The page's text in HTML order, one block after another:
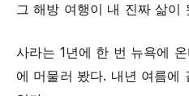
그 해방 여행이 내 진짜 삶이
사라는 1년에 한 번 뉴욕에
에 머물러 봤다. 내년 여름에